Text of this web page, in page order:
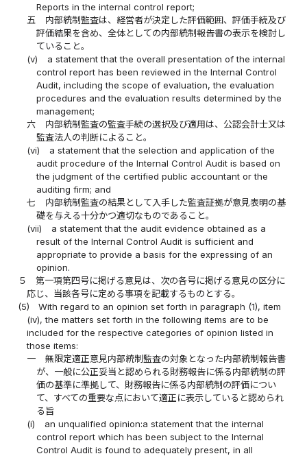
Reports in the internal control report;
五
内部統制監査は、経営者が決定した評価範囲、評価手続及び
評価結果を含め、全体としての内部統制報告書の表示を検討し
ていること。
(v)
a statement that the overall presentation of the internal
control report has been reviewed in the Internal Control
Audit, including the scope of evaluation, the evaluation
procedures and the evaluation results determined by the
management;
六
内部統制監査の監査手続の選択及び適用は、公認会計士又は
監査法人の判断によること。
(vi)
a statement that the selection and application of the
audit procedure of the Internal Control Audit is based on
the judgment of the certified public accountant or the
auditing firm; and
七
内部統制監査の結果として入手した監査証拠が意見表明の基
礎を与える十分かつ適切なものであること。
(vii)
a statement that the audit evidence obtained as a
result of the Internal Control Audit is sufficient and
appropriate to provide a basis for the expressing of an
opinion.
５
第一項第四号に掲げる意見は、次の各号に掲げる意見の区分に
応じ、当該各号に定める事項を記載するものとする。
(5)
With regard to an opinion set forth in paragraph (1), item
(iv), the matters set forth in the following items are to be
included for the respective categories of opinion listed in
those items:
一
無限定適正意見内部統制監査の対象となった内部統制報告書
が、一般に公正妥当と認められる財務報告に係る内部統制の評
価の基準に準拠して、財務報告に係る内部統制の評価につい
て、すべての重要な点において適正に表示していると認められ
る旨
(i)
an unqualified opinion:a statement that the internal
control report which has been subject to the Internal
Control Audit is found to adequately present, in all